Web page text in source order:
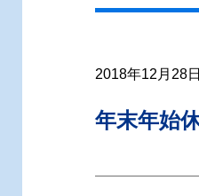
2018年12月28日
年末年始